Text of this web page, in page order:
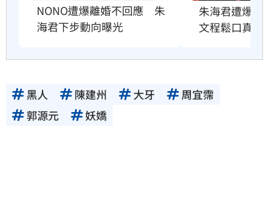
NONO遭爆離婚不回應　朱
海君下步動向曝光
朱海君遭爆離
文程鬆口真實
黑人 陳建州 大牙
周宜霈
郭源元
妖嬌